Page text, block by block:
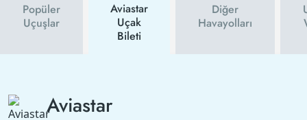
Popüler
Uçuşlar
Aviastar
Uçak
Bileti
Diğer
Havayolları
Aviastar